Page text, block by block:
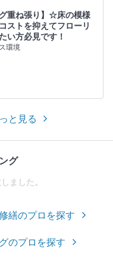
グ重ね張り】☆床の模様
ストを抑えてフローリ
い方必見です！
環境
と見る
グ
ました。
繕のプロを探す
のプロを探す